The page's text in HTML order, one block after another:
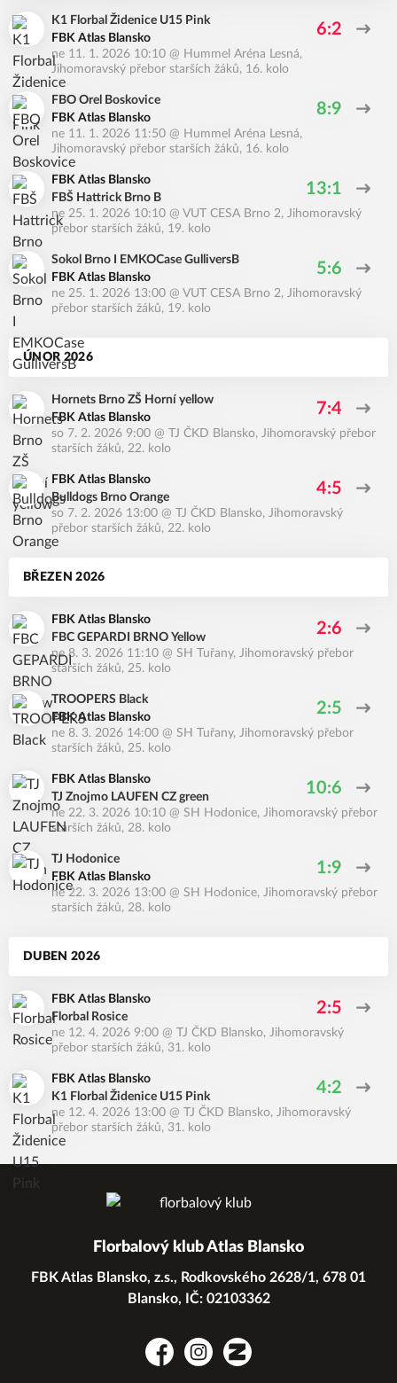
K1 Florbal Židenice U15 Pink
FBK Atlas Blansko
6:2
ne 11. 1. 2026 10:10 @ Hummel Aréna Lesná,
Jihomoravský přebor starších žáků, 16. kolo
FBO Orel Boskovice
FBK Atlas Blansko
8:9
ne 11. 1. 2026 11:50 @ Hummel Aréna Lesná,
Jihomoravský přebor starších žáků, 16. kolo
FBK Atlas Blansko
FBŠ Hattrick Brno B
13:1
ne 25. 1. 2026 10:10 @ VUT CESA Brno 2, Jihomoravský
přebor starších žáků, 19. kolo
Sokol Brno I EMKOCase GulliversB
FBK Atlas Blansko
5:6
ne 25. 1. 2026 13:00 @ VUT CESA Brno 2, Jihomoravský
přebor starších žáků, 19. kolo
ÚNOR 2026
Hornets Brno ZŠ Horní yellow
FBK Atlas Blansko
7:4
so 7. 2. 2026 9:00 @ TJ ČKD Blansko, Jihomoravský přebor
starších žáků, 22. kolo
FBK Atlas Blansko
Bulldogs Brno Orange
4:5
so 7. 2. 2026 13:00 @ TJ ČKD Blansko, Jihomoravský
přebor starších žáků, 22. kolo
BŘEZEN 2026
FBK Atlas Blansko
FBC GEPARDI BRNO Yellow
2:6
ne 8. 3. 2026 11:10 @ SH Tuřany, Jihomoravský přebor
starších žáků, 25. kolo
TROOPERS Black
FBK Atlas Blansko
2:5
ne 8. 3. 2026 14:00 @ SH Tuřany, Jihomoravský přebor
starších žáků, 25. kolo
FBK Atlas Blansko
TJ Znojmo LAUFEN CZ green
10:6
ne 22. 3. 2026 10:10 @ SH Hodonice, Jihomoravský přebor
starších žáků, 28. kolo
TJ Hodonice
FBK Atlas Blansko
1:9
ne 22. 3. 2026 13:00 @ SH Hodonice, Jihomoravský přebor
starších žáků, 28. kolo
DUBEN 2026
FBK Atlas Blansko
Florbal Rosice
2:5
ne 12. 4. 2026 9:00 @ TJ ČKD Blansko, Jihomoravský
přebor starších žáků, 31. kolo
FBK Atlas Blansko
K1 Florbal Židenice U15 Pink
4:2
ne 12. 4. 2026 13:00 @ TJ ČKD Blansko, Jihomoravský
přebor starších žáků, 31. kolo
Florbalový klub Atlas Blansko
FBK Atlas Blansko, z.s., Rodkovského 2628/1, 678 01
Blansko, IČ: 02103362
FacebookInstagramZonerama